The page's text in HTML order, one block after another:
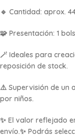
🔹 Cantidad: aprox.
🧩 Presentación: 1
🪄 Ideales para
reposición de stock.
⚠️ Supervisión de un
por niños.
✨ El valor reflejado
envío.✨ Podrás